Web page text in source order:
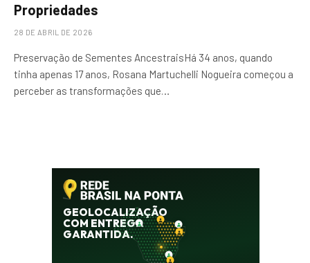
Propriedades
28 DE ABRIL DE 2026
Preservação de Sementes AncestraisHá 34 anos, quando
tinha apenas 17 anos, Rosana Martuchelli Nogueira começou a
perceber as transformações que…